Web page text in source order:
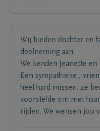
Wij bieden dochter en
deelneming aan.
We kenden Jeanette
Een sympathieke ,
heel hard missen. ze
voorstelde om met
rijden. We wensen jou